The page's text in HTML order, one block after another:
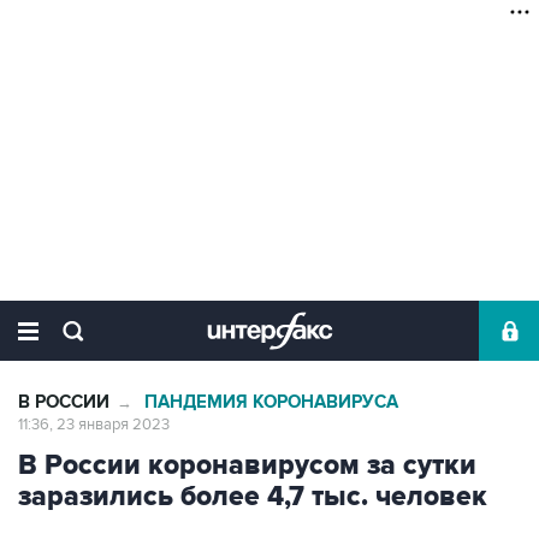
В РОССИИ → ПАНДЕМИЯ КОРОНАВИРУСА
11:36, 23 января 2023
В России коронавирусом за сутки
заразились более 4,7 тыс. человек